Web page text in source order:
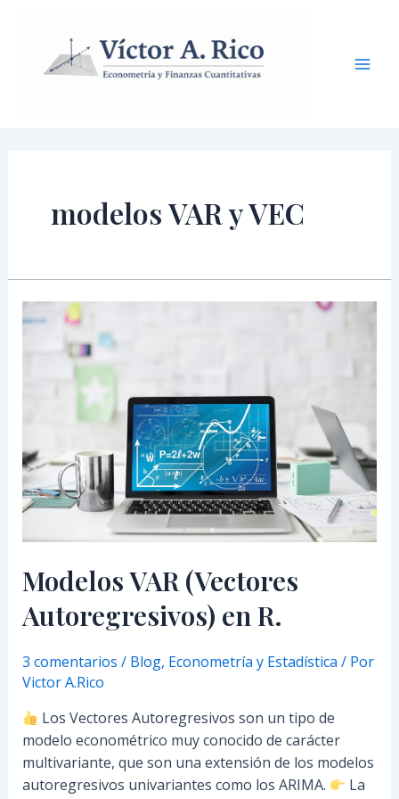
contenido
modelos VAR y VEC
Modelos VAR (Vectores
Autoregresivos) en R.
3 comentarios / Blog, Econometría y Estadística / Por
Victor A.Rico
Los Vectores Autoregresivos son un tipo de
modelo econométrico muy conocido de carácter
multivariante, que son una extensión de los modelos
autoregresivos univariantes como los ARIMA.
La
Modelos
(Vectores
Autoregresivos)